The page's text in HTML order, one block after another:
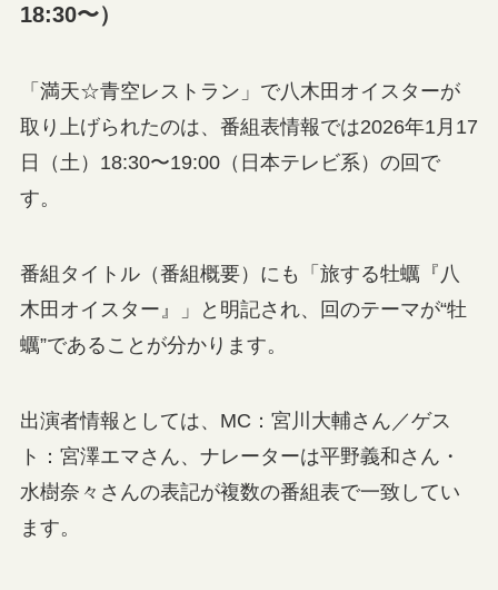
18:30〜）
「満天☆青空レストラン」で八木田オイスターが
取り上げられたのは、番組表情報では2026年1月17
日（土）18:30〜19:00（日本テレビ系）の回で
す。
番組タイトル（番組概要）にも「旅する牡蠣『八
木田オイスター』」と明記され、回のテーマが“牡
蠣”であることが分かります。
出演者情報としては、MC：宮川大輔さん／ゲス
ト：宮澤エマさん、ナレーターは平野義和さん・
水樹奈々さんの表記が複数の番組表で一致してい
ます。